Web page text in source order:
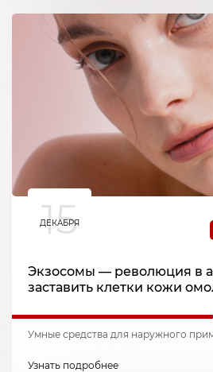
15
ДЕКАБРЯ
Экзосомы — революция в
заставить клетки кожи
Умные средства для наружного
Узнать подробнее